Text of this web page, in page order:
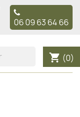
06 09 63 64 66
shopping_cart (0)